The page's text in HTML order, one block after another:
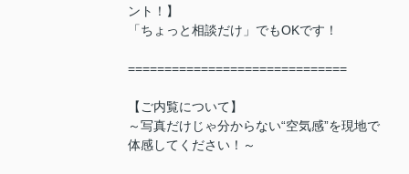
ント！】
「ちょっと相談だけ」でもOKです！
==============================
【ご内覧について】
～写真だけじゃ分からない“空気感”を現地で
体感してください！～